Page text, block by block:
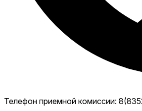
Телефон приемной комиссии: